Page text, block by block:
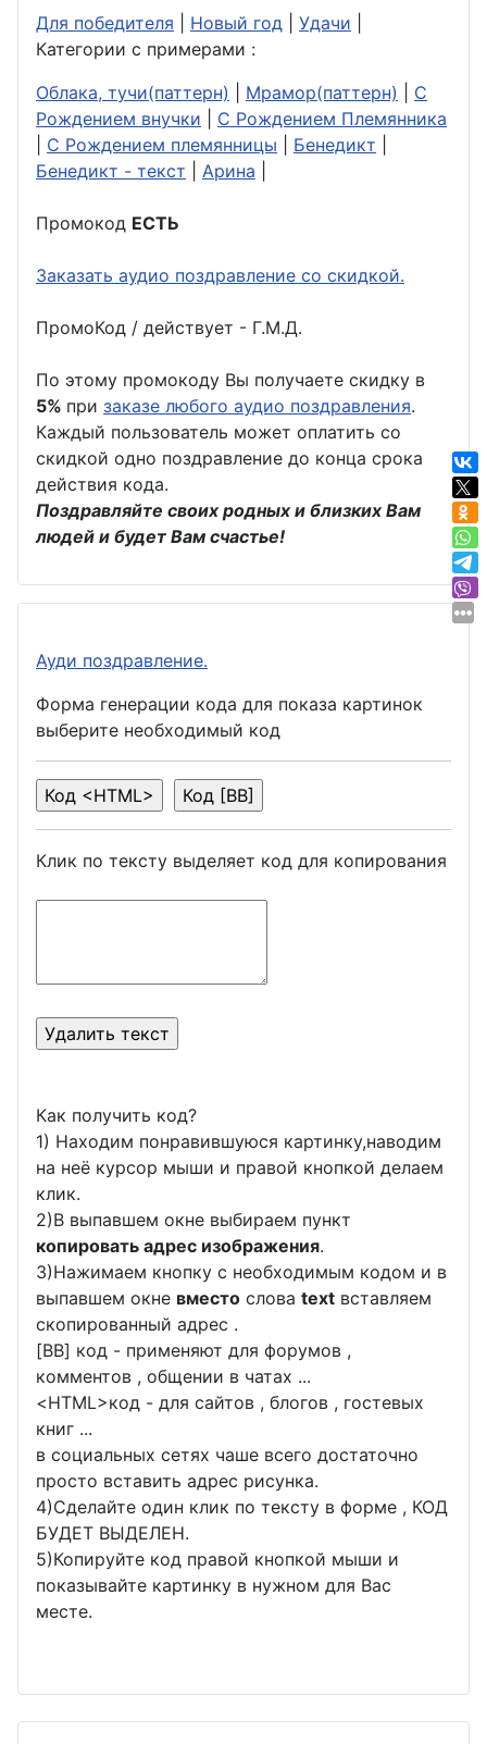
Для победителя
Новый год Удачи
Категории с примерами :
Облака, тучи(паттерн)
Мрамор(паттерн)
С
Рождением внучки
С Рождением Племянника
С Рождением племянницы Бенедикт
Бенедикт - текст
Арина
Промокод ЕСТЬ
Заказать аудио поздравление со скидкой.
ПромоКод / действует - Г.М.Д.
По этому промокоду Вы получаете скидку в
5% при заказе любого аудио поздравления.
Каждый пользователь может оплатить со
скидкой одно поздравление до конца срока
действия кода.
Поздравляйте своих родных и близких Вам
людей и будет Вам счастье!
Ауди поздравление.
Форма генерации кода для показа картинок
выберите необходимый код
Клик по тексту выделяет код для копирования
Как получить код?
1) Находим понравившуюся картинку,наводим
на неё курсор мыши и правой кнопкой делаем
клик.
2)В выпавшем окне выбираем пункт
копировать адрес изображения.
3)Нажимаем кнопку с необходимым кодом и в
выпавшем окне вместо слова text вставляем
скопированный адрес .
[BB] код - применяют для форумов ,
комментов , общении в чатах ...
<HTML>код - для сайтов , блогов , гостевых
книг ...
в социальных сетях чаше всего достаточно
просто вставить адрес рисунка.
4)Сделайте один клик по тексту в форме , КОД
БУДЕТ ВЫДЕЛЕН.
5)Копируйте код правой кнопкой мыши и
показывайте картинку в нужном для Вас
месте.